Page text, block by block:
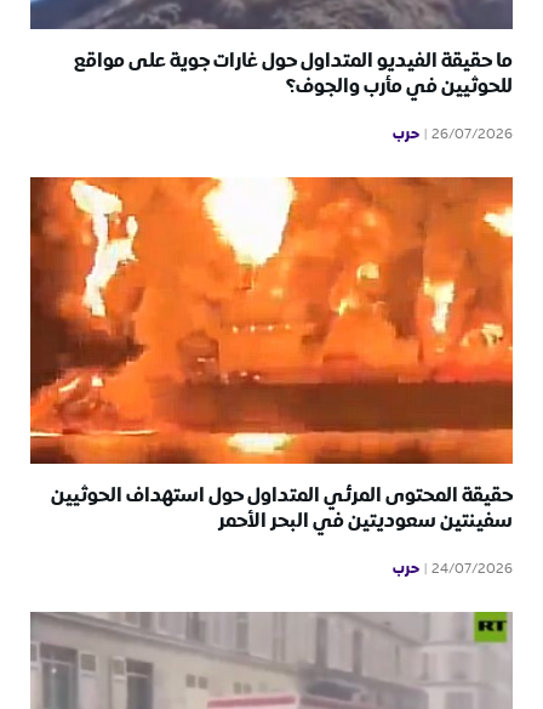
ما حقيقة الفيديو المتداول حول غارات جوية على مواقع
للحوثيين في مأرب والجوف؟
26/07/2026 حرب
حقيقة المحتوى المرئي المتداول حول استهداف الحوثيين
سفينتين سعوديتين في البحر الأحمر
24/07/2026 حرب